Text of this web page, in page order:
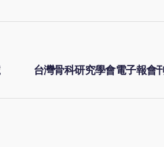
台灣骨科研究學會電子報會